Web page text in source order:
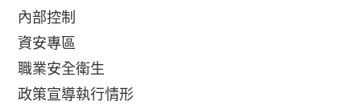
內部控制
資安專區
職業安全衛生
政策宣導執行情形